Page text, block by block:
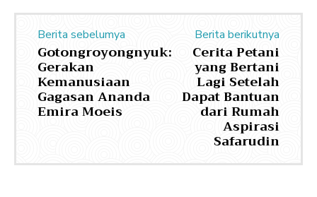
Berita sebelumya
Gotongroyongnyuk:
Gerakan
Kemanusiaan
Gagasan Ananda
Emira Moeis
Berita berikutnya
Cerita Petani
yang Bertani
Lagi Setelah
Dapat Bantuan
dari Rumah
Aspirasi
Safarudin